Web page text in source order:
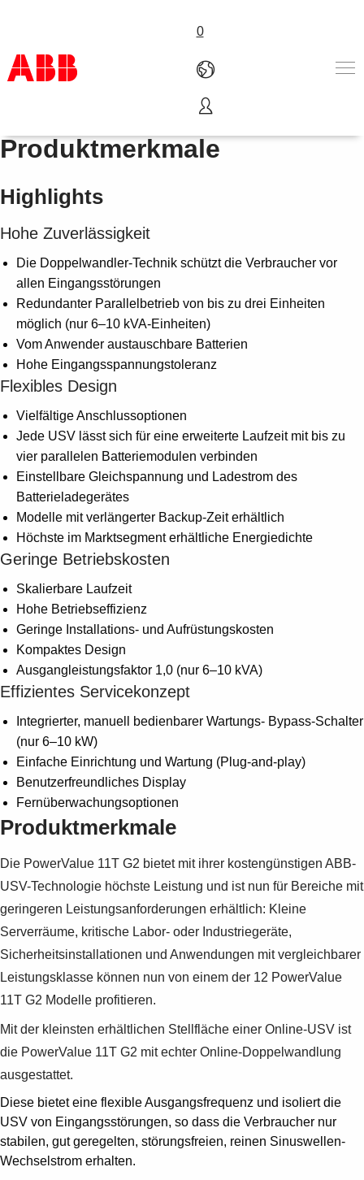
0
Produkte und Leistungen
Branchenlösungen
Über uns
Contact us
Karriere
Suggestions
Products
0
Produktmerkmale
Highlights
Hohe Zuverlässigkeit
Die Doppelwandler-Technik schützt die Verbraucher vor
allen Eingangsstörungen
Redundanter Parallelbetrieb von bis zu drei Einheiten
möglich (nur 6–10 kVA-Einheiten)
Vom Anwender austauschbare Batterien
Hohe Eingangsspannungstoleranz
Flexibles Design
Vielfältige Anschlussoptionen
Jede USV lässt sich für eine erweiterte Laufzeit mit bis zu
vier parallelen Batteriemodulen verbinden
Einstellbare Gleichspannung und Ladestrom des
Batterieladegerätes
Modelle mit verlängerter Backup-Zeit erhältlich
Höchste im Marktsegment erhältliche Energiedichte
Geringe Betriebskosten
Skalierbare Laufzeit
Hohe Betriebseffizienz
Geringe Installations- und Aufrüstungskosten
Kompaktes Design
Ausgangleistungsfaktor 1,0 (nur 6–10 kVA)
Effizientes Servicekonzept
Integrierter, manuell bedienbarer Wartungs- Bypass-Schalter
(nur 6–10 kW)
Einfache Einrichtung und Wartung (Plug-and-play)
Benutzerfreundliches Display
Fernüberwachungsoptionen
Produktmerkmale
Die PowerValue 11T G2 bietet mit ihrer kostengünstigen ABB-
USV-Technologie höchste Leistung und ist nun für Bereiche mit
geringeren Leistungsanforderungen erhältlich: Kleine
Serverräume, kritische Labor- oder Industriegeräte,
Sicherheitsinstallationen und Anwendungen mit vergleichbarer
Leistungsklasse können nun von einem der 12 PowerValue
11T G2 Modelle profitieren.
Mit der kleinsten erhältlichen Stellfläche einer Online-USV ist
die PowerValue 11T G2 mit echter Online-Doppelwandlung
ausgestattet.
Diese bietet eine flexible Ausgangsfrequenz und isoliert die
USV von Eingangsstörungen, so dass die Verbraucher nur
stabilen, gut geregelten, störungsfreien, reinen Sinuswellen-
Wechselstrom erhalten.